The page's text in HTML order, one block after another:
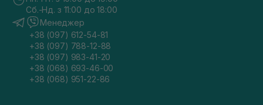
віджиму, без мінеральних масел, парабенів та
синтетичних ароматизаторів.
Як користуватися олією для тіла
Щоб олійка для тіла принесла якомога більше користі, вона
має наноситися відповідно до інструкції:
Очищення шкіри. Прийміть душ або ванну з м’яким
Сб.-Нд. з 11:00 до 18:00
Менеджер
+38 (097) 612-54-81
+38 (097) 788-12-88
+38 (097) 983-41-20
+38 (068) 693-46-00
+38 (068) 951-22-86